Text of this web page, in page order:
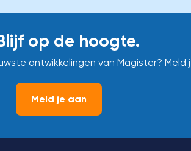
op de hoogte.
ontwikkelingen van Magister? Meld
Meld je aan